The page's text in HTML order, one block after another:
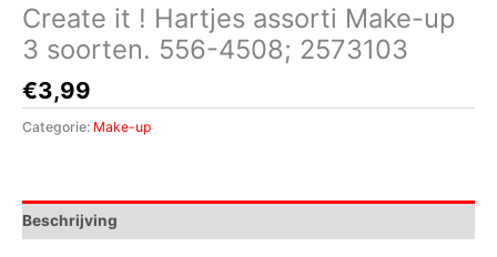
Create it ! Hartjes assorti Make-up
3 soorten. 556-4508; 2573103
€3,99
Categorie: Make-up
Beschrijving